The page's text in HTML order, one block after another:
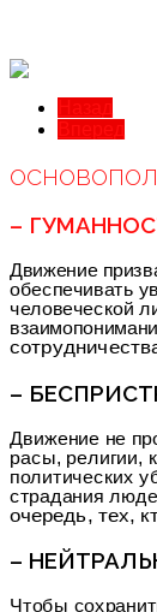
–
Движение
обеспечивать
человеческой
–
Движение не
расы, религии,
политических
страдания
очередь, тех,
–
Чтобы